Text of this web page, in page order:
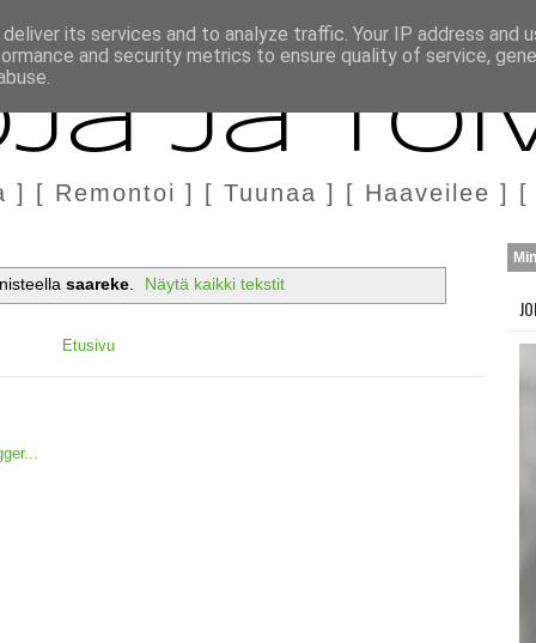
MARKKINOINTI & YHTEISTYÖ
ja
] [ Remontoi ] [ Tuunaa ] [ Haaveilee ] [
saareke. Näytä kaikki tekstit
Etusivu
its services and to analyze traffic. Your IP address and
and security metrics to ensure quality of service,